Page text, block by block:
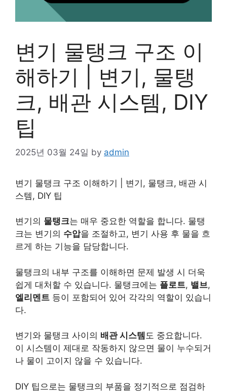
변기 물탱크 구조 이
해하기 | 변기, 물탱
크, 배관 시스템, DIY
팁
2025년 03월 24일 by admin
변기 물탱크 구조 이해하기 | 변기, 물탱크, 배관 시
스템, DIY 팁
변기의 물탱크는 매우 중요한 역할을 합니다. 물탱
크는 변기의 수압을 조절하고, 변기 사용 후 물을 흐
르게 하는 기능을 담당합니다.
물탱크의 내부 구조를 이해하면 문제 발생 시 더욱
쉽게 대처할 수 있습니다. 물탱크에는 플로트, 밸브,
엘리멘트 등이 포함되어 있어 각각의 역할이 있습니
다.
변기와 물탱크 사이의 배관 시스템 도 중요합니다.
이 시스템이 제대로 작동하지 않으면 물이 누수되거
나 물이 고이지 않을 수 있습니다.
DIY 팁으로는 물탱크의 부품을 정기적으로 점검하